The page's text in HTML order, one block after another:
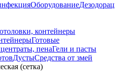
Оборудование
контейнеры
Готовые
пенаГели и пасты
ДустыСредства от змей
(сетка)